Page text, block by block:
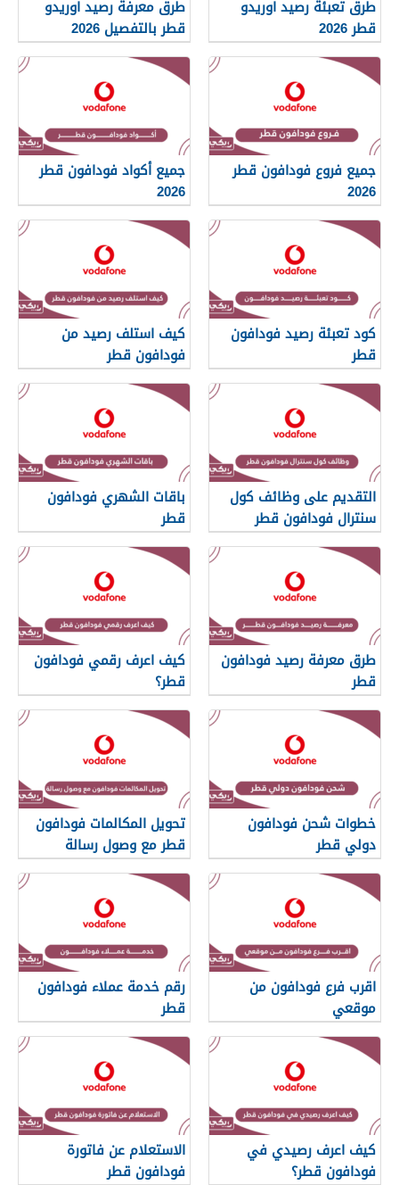
طرق تعبئة رصيد اوريدو
قطر 2026
طرق معرفة رصيد اوريدو
قطر بالتفصيل 2026
جميع فروع فودافون قطر
2026
جميع أكواد فودافون قطر
2026
كود تعبئة رصيد فودافون
قطر
كيف استلف رصيد من
فودافون قطر
التقديم على وظائف كول
سنترال فودافون قطر
باقات الشهري فودافون
قطر
طرق معرفة رصيد فودافون
قطر
كيف اعرف رقمي فودافون
قطر؟
خطوات شحن فودافون
دولي قطر
تحويل المكالمات فودافون
قطر مع وصول رسالة
اقرب فرع فودافون من
موقعي
رقم خدمة عملاء فودافون
قطر
كيف اعرف رصيدي في
فودافون قطر؟
الاستعلام عن فاتورة
فودافون قطر